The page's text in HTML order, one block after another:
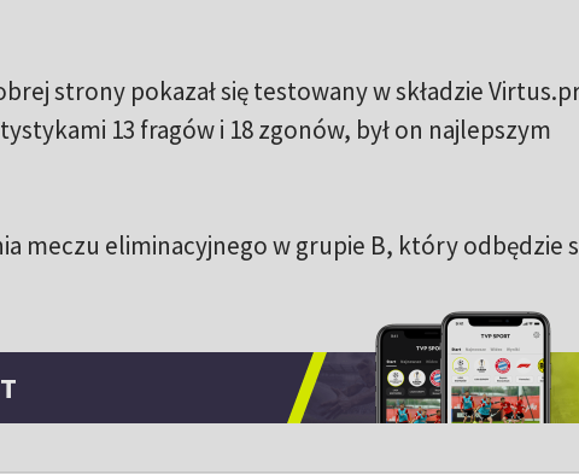
strony pokazał się testowany w składzie
13 fragów i 18 zgonów, był on najlepszym
meczu eliminacyjnego w grupie B, który odbędzie